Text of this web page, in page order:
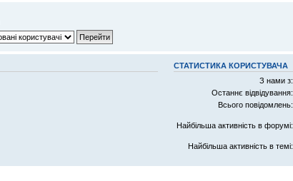
СТАТИСТИКА КОРИСТУВАЧА
З нами з:
Останнє відвідування:
Всього повідомлень:
Найбільша активність в форумі:
Найбільша активність в темі: